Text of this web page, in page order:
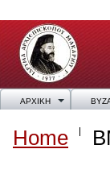
ΑΡΧΙΚΗ
Home